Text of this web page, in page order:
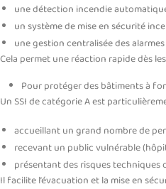
une détection incendie
un système de mise en sécurité
une gestion centralisée des
Cela permet une réaction rapide dès
Pour protéger des bâtiments à
Un SSI de catégorie A est
accueillant un grand nombre de
recevant un public vulnérable
présentant des risques
Il facilite l’évacuation et la mise en